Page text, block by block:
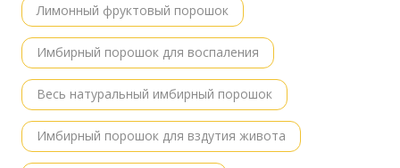
Лимонный фруктовый порошок
Имбирный порошок для воспаления
Весь натуральный имбирный порошок
Имбирный порошок для вздутия живота